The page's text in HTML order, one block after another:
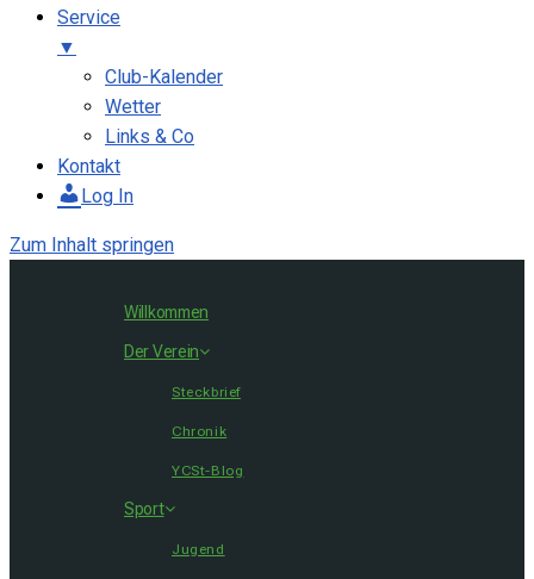
Service
▼
Club-Kalender
Wetter
Links & Co
Kontakt
Log In
Zum Inhalt springen
Willkommen
Der Verein
Steckbrief
Chronik
YCSt-Blog
Sport
Jugend